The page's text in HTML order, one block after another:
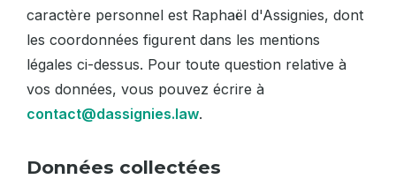
caractère personnel est Raphaël d'Assignies, dont
les coordonnées figurent dans les mentions
légales ci-dessus. Pour toute question relative à
vos données, vous pouvez écrire à
contact@dassignies.law.
Données collectées